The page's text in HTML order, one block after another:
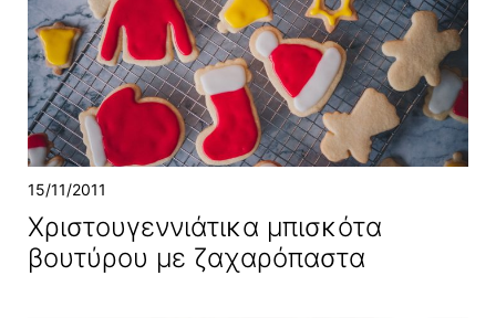
15/11/2011
Χριστουγεννιάτικα μπισκότα
βουτύρου με ζαχαρόπαστα